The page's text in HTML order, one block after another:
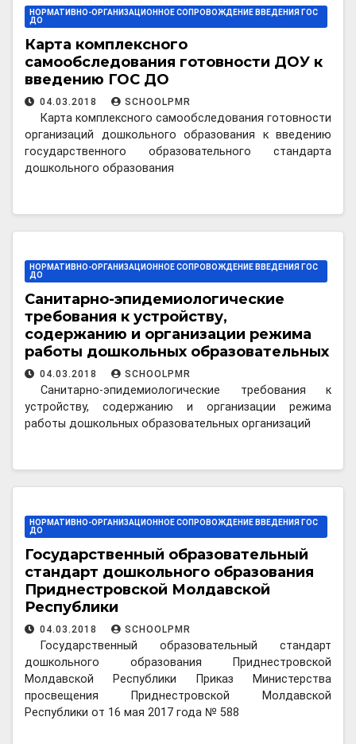
НОРМАТИВНО-ОРГАНИЗАЦИОННОЕ СОПРОВОЖДЕНИЕ ВВЕДЕНИЯ ГОС
ДО
Карта комплексного
самообследования готовности ДОУ к
введению ГОС ДО
04.03.2018 SCHOOLPMR
Карта комплексного самообследования готовности
организаций дошкольного образования к введению
государственного образовательного стандарта
дошкольного образования
НОРМАТИВНО-ОРГАНИЗАЦИОННОЕ СОПРОВОЖДЕНИЕ ВВЕДЕНИЯ ГОС
ДО
Санитарно-эпидемиологические
требования к устройству,
содержанию и организации режима
работы дошкольных образовательных
организаций
04.03.2018 SCHOOLPMR
Санитарно-эпидемиологические требования к
устройству, содержанию и организации режима
работы дошкольных образовательных организаций
НОРМАТИВНО-ОРГАНИЗАЦИОННОЕ СОПРОВОЖДЕНИЕ ВВЕДЕНИЯ ГОС
ДО
Государственный образовательный
стандарт дошкольного образования
Приднестровской Молдавской
Республики
04.03.2018 SCHOOLPMR
Государственный образовательный стандарт
дошкольного образования Приднестровской
Молдавской Республики Приказ Министерства
просвещения Приднестровской Молдавской
Республики от 16 мая 2017 года № 588